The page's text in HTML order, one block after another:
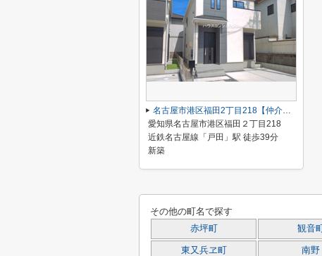
名古屋市港区福田2丁目218【仲介手数料無料】新築一戸建て B号棟
愛知県名古屋市港区福田２丁目218
近鉄名古屋線「戸田」駅 徒歩39分
新築
その他の町名で探す
赤坪町 観音町
東又兵ヱ町 南野